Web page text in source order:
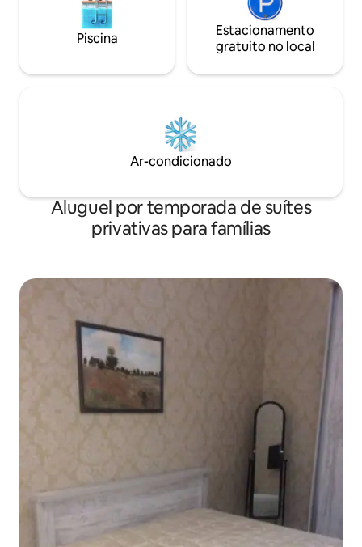
Piscina
Estacionamento
gratuito no local
Ar-condicionado
Aluguel por temporada de suítes
privativas para famílias